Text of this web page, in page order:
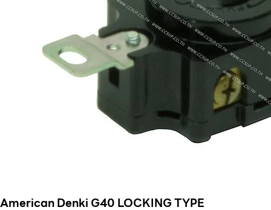
American Denki G40 LOCKING TYPE